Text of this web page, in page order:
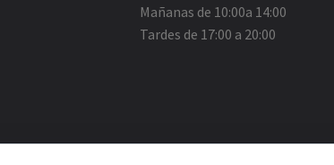
Mañanas de 10:00a 14:00
Tardes de 17:00 a 20:00